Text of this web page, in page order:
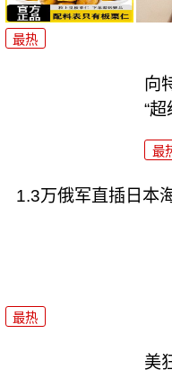
最热
向
“
最
1.3万俄军直插日本
最热
美